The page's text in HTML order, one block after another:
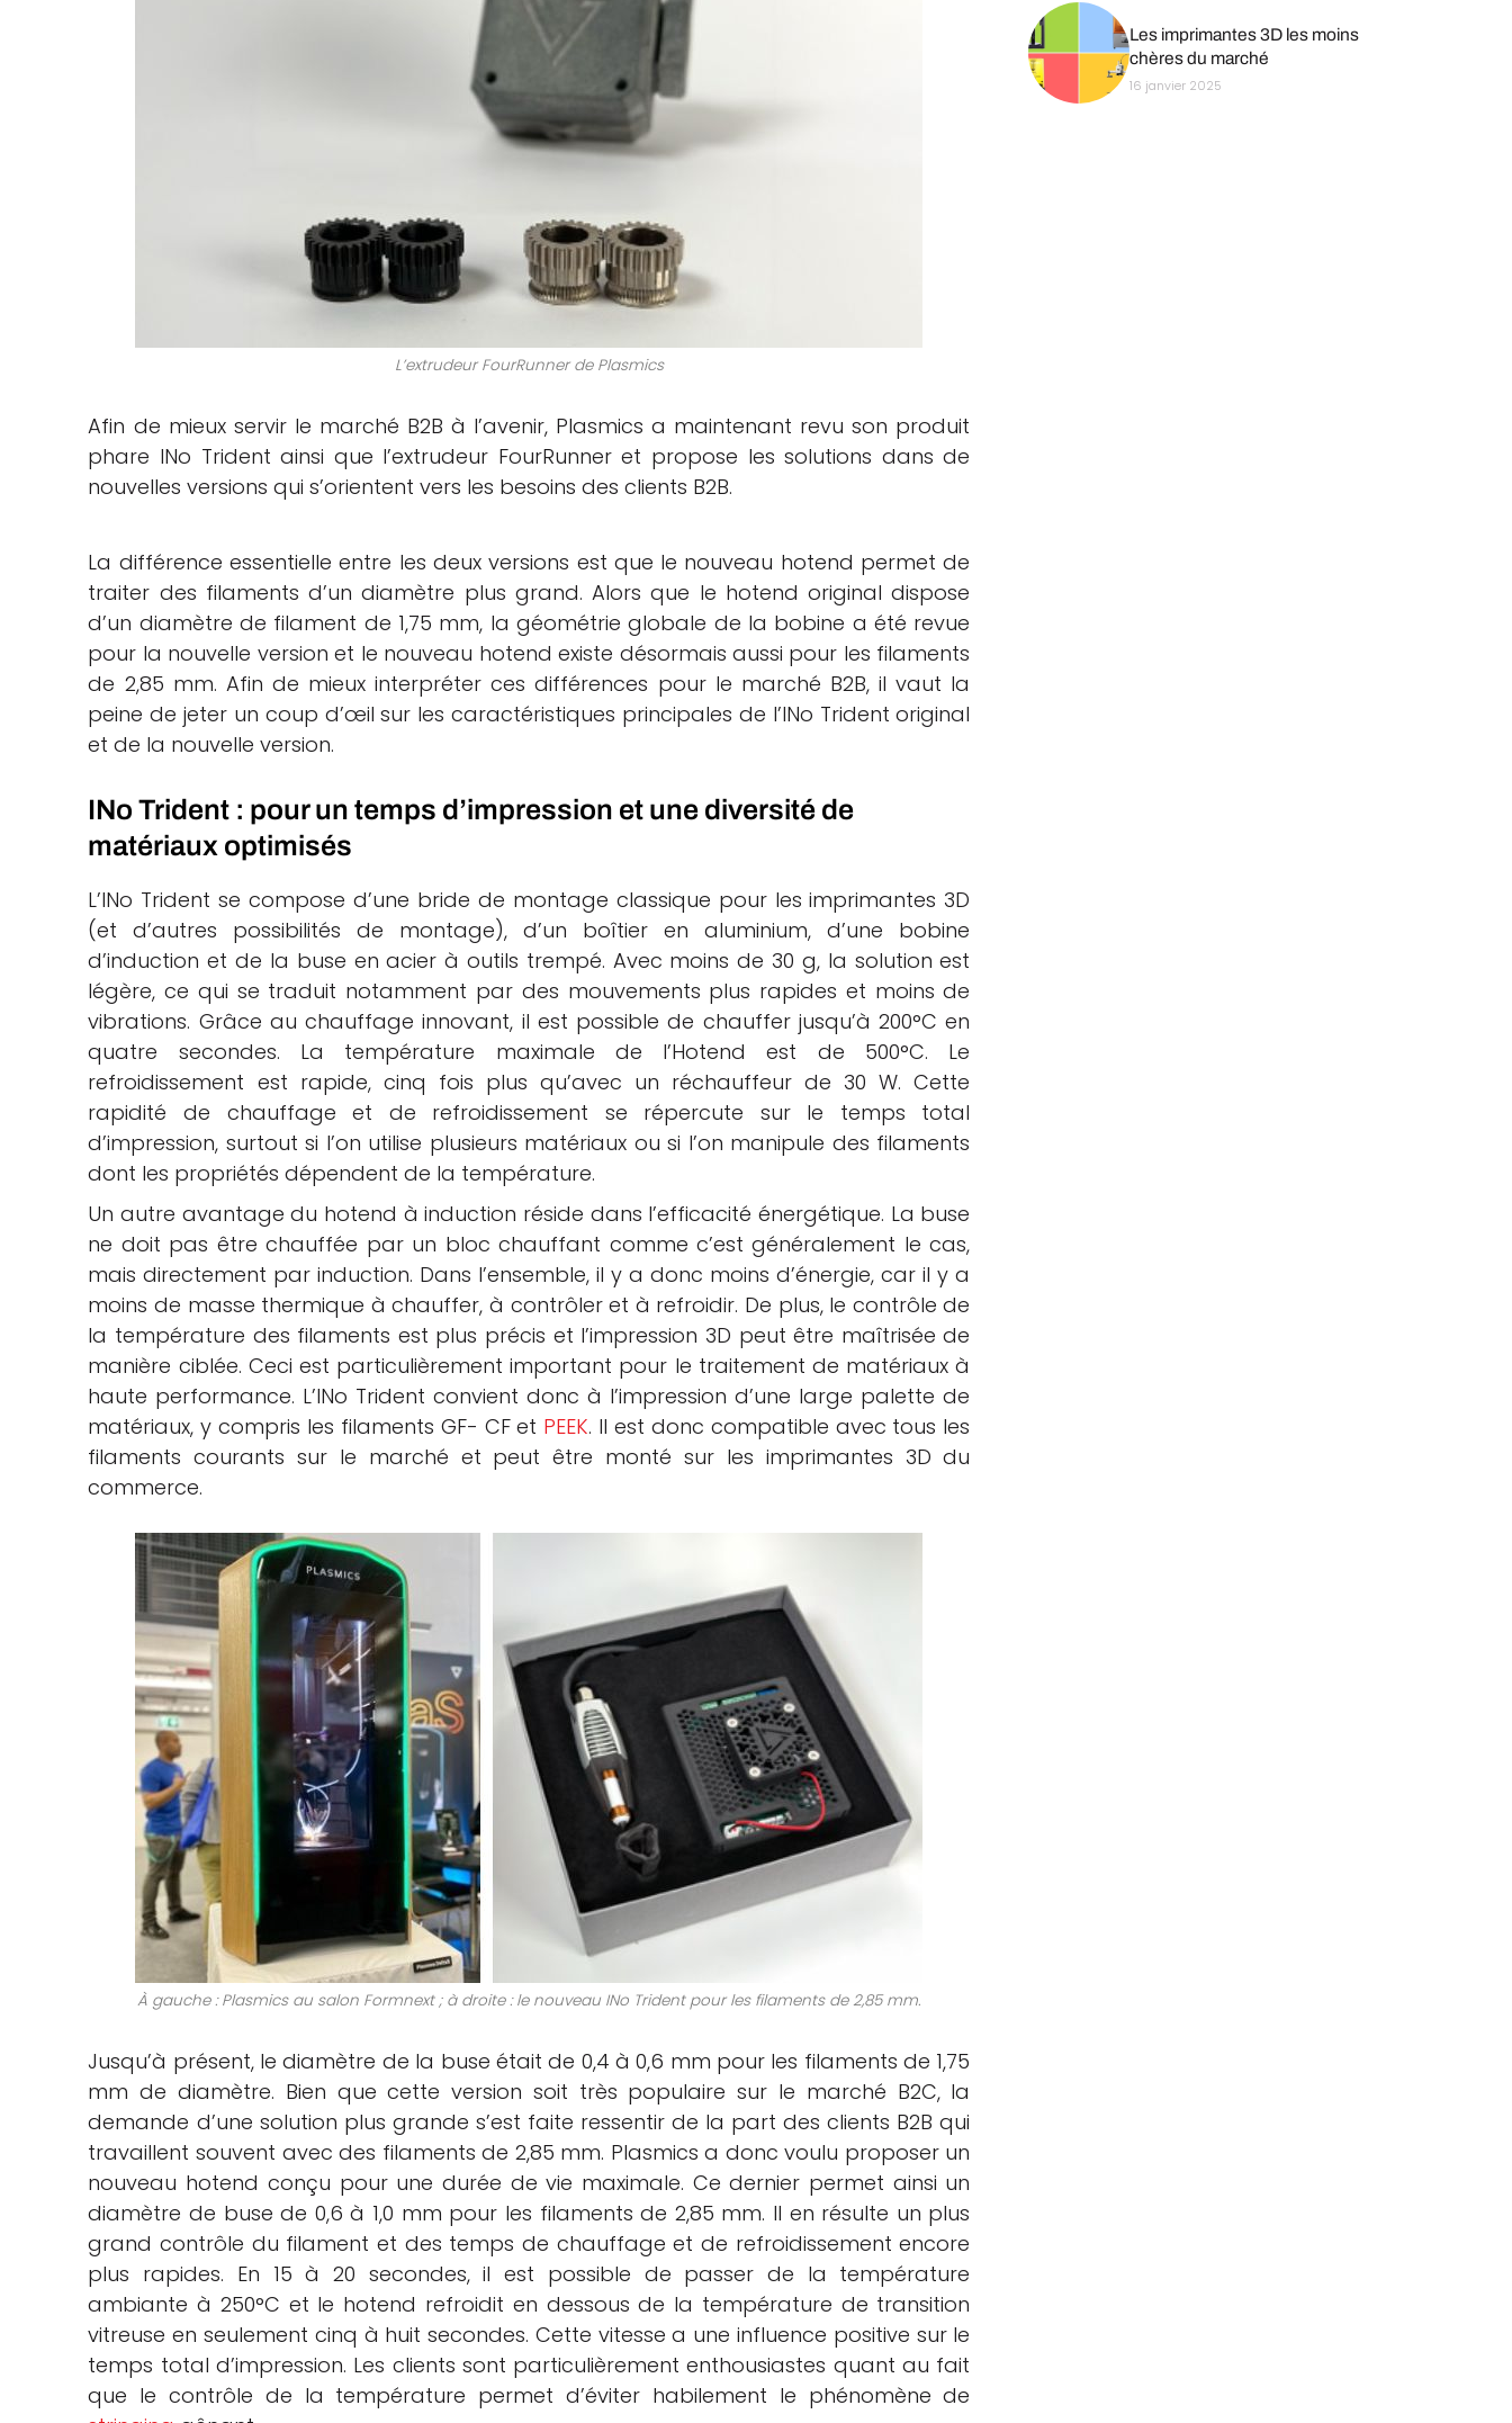
L’extrudeur FourRunner de Plasmics
Afin de mieux servir le marché B2B à l’avenir, Plasmics a maintenant revu son produit
phare INo Trident ainsi que l’extrudeur FourRunner et propose les solutions dans de
nouvelles versions qui s’orientent vers les besoins des clients B2B.
La différence essentielle entre les deux versions est que le nouveau hotend permet de
traiter des filaments d’un diamètre plus grand. Alors que le hotend original dispose
d’un diamètre de filament de 1,75 mm, la géométrie globale de la bobine a été revue
pour la nouvelle version et le nouveau hotend existe désormais aussi pour les filaments
de 2,85 mm. Afin de mieux interpréter ces différences pour le marché B2B, il vaut la
peine de jeter un coup d’œil sur les caractéristiques principales de l’INo Trident original
et de la nouvelle version.
INo Trident : pour un temps d’impression et une diversité de
matériaux optimisés
L’INo Trident se compose d’une bride de montage classique pour les imprimantes 3D
(et d’autres possibilités de montage), d’un boîtier en aluminium, d’une bobine
d’induction et de la buse en acier à outils trempé. Avec moins de 30 g, la solution est
légère, ce qui se traduit notamment par des mouvements plus rapides et moins de
vibrations. Grâce au chauffage innovant, il est possible de chauffer jusqu’à 200°C en
quatre secondes. La température maximale de l’Hotend est de 500°C. Le
refroidissement est rapide, cinq fois plus qu’avec un réchauffeur de 30 W. Cette
rapidité de chauffage et de refroidissement se répercute sur le temps total
d’impression, surtout si l’on utilise plusieurs matériaux ou si l’on manipule des filaments
dont les propriétés dépendent de la température.
Un autre avantage du hotend à induction réside dans l’efficacité énergétique. La buse
ne doit pas être chauffée par un bloc chauffant comme c’est généralement le cas,
mais directement par induction. Dans l’ensemble, il y a donc moins d’énergie, car il y a
moins de masse thermique à chauffer, à contrôler et à refroidir. De plus, le contrôle de
la température des filaments est plus précis et l’impression 3D peut être maîtrisée de
manière ciblée. Ceci est particulièrement important pour le traitement de matériaux à
haute performance. L’INo Trident convient donc à l’impression d’une large palette de
matériaux, y compris les filaments GF- CF et PEEK. Il est donc compatible avec tous les
filaments courants sur le marché et peut être monté sur les imprimantes 3D du
commerce.
À gauche : Plasmics au salon Formnext ; à droite : le nouveau INo Trident pour les filaments de 2,85 mm.
Jusqu’à présent, le diamètre de la buse était de 0,4 à 0,6 mm pour les filaments de 1,75
mm de diamètre. Bien que cette version soit très populaire sur le marché B2C, la
demande d’une solution plus grande s’est faite ressentir de la part des clients B2B qui
travaillent souvent avec des filaments de 2,85 mm. Plasmics a donc voulu proposer un
nouveau hotend conçu pour une durée de vie maximale. Ce dernier permet ainsi un
diamètre de buse de 0,6 à 1,0 mm pour les filaments de 2,85 mm. Il en résulte un plus
grand contrôle du filament et des temps de chauffage et de refroidissement encore
plus rapides. En 15 à 20 secondes, il est possible de passer de la température
ambiante à 250°C et le hotend refroidit en dessous de la température de transition
vitreuse en seulement cinq à huit secondes. Cette vitesse a une influence positive sur le
temps total d’impression. Les clients sont particulièrement enthousiastes quant au fait
que le contrôle de la température permet d’éviter habilement le phénomène de
Les imprimantes 3D les moins
chères du marché
16 janvier 2025